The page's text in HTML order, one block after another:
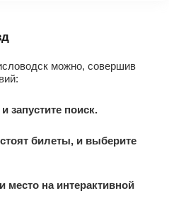
можно, совершив
запустите поиск.
билеты, и выберите
место на интерактивной